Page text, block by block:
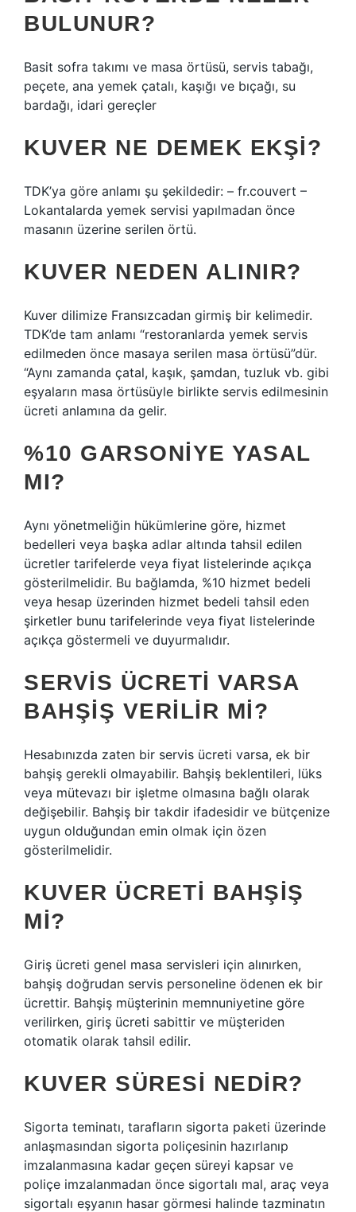
BULUNUR?
Basit sofra takımı ve masa örtüsü, servis tabağı,
peçete, ana yemek çatalı, kaşığı ve bıçağı, su
bardağı, idari gereçler
KUVER NE DEMEK EKŞI?
TDK’ya göre anlamı şu şekildedir: – fr.couvert –
Lokantalarda yemek servisi yapılmadan önce
masanın üzerine serilen örtü.
KUVER NEDEN ALINIR?
Kuver dilimize Fransızcadan girmiş bir kelimedir.
TDK’de tam anlamı “restoranlarda yemek servis
edilmeden önce masaya serilen masa örtüsü”dür.
“Aynı zamanda çatal, kaşık, şamdan, tuzluk vb. gibi
eşyaların masa örtüsüyle birlikte servis edilmesinin
ücreti anlamına da gelir.
%10 GARSONIYE YASAL
MI?
Aynı yönetmeliğin hükümlerine göre, hizmet
bedelleri veya başka adlar altında tahsil edilen
ücretler tarifelerde veya fiyat listelerinde açıkça
gösterilmelidir. Bu bağlamda, %10 hizmet bedeli
veya hesap üzerinden hizmet bedeli tahsil eden
şirketler bunu tarifelerinde veya fiyat listelerinde
açıkça göstermeli ve duyurmalıdır.
SERVIS ÜCRETI VARSA
BAHŞIŞ VERILIR MI?
Hesabınızda zaten bir servis ücreti varsa, ek bir
bahşiş gerekli olmayabilir. Bahşiş beklentileri, lüks
veya mütevazı bir işletme olmasına bağlı olarak
değişebilir. Bahşiş bir takdir ifadesidir ve bütçenize
uygun olduğundan emin olmak için özen
gösterilmelidir.
KUVER ÜCRETI BAHŞIŞ
MI?
Giriş ücreti genel masa servisleri için alınırken,
bahşiş doğrudan servis personeline ödenen ek bir
ücrettir. Bahşiş müşterinin memnuniyetine göre
verilirken, giriş ücreti sabittir ve müşteriden
otomatik olarak tahsil edilir.
KUVER SÜRESI NEDIR?
Sigorta teminatı, tarafların sigorta paketi üzerinde
anlaşmasından sigorta poliçesinin hazırlanıp
imzalanmasına kadar geçen süreyi kapsar ve
poliçe imzalanmadan önce sigortalı mal, araç veya
sigortalı eşyanın hasar görmesi halinde tazminatın